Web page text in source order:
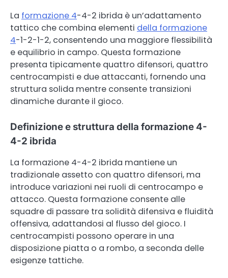
La formazione 4-4-2 ibrida è un’adattamento
tattico che combina elementi della formazione
4-1-2-1-2, consentendo una maggiore flessibilità
e equilibrio in campo. Questa formazione
presenta tipicamente quattro difensori, quattro
centrocampisti e due attaccanti, fornendo una
struttura solida mentre consente transizioni
dinamiche durante il gioco.
Definizione e struttura della formazione 4-
4-2 ibrida
La formazione 4-4-2 ibrida mantiene un
tradizionale assetto con quattro difensori, ma
introduce variazioni nei ruoli di centrocampo e
attacco. Questa formazione consente alle
squadre di passare tra solidità difensiva e fluidità
offensiva, adattandosi al flusso del gioco. I
centrocampisti possono operare in una
disposizione piatta o a rombo, a seconda delle
esigenze tattiche.